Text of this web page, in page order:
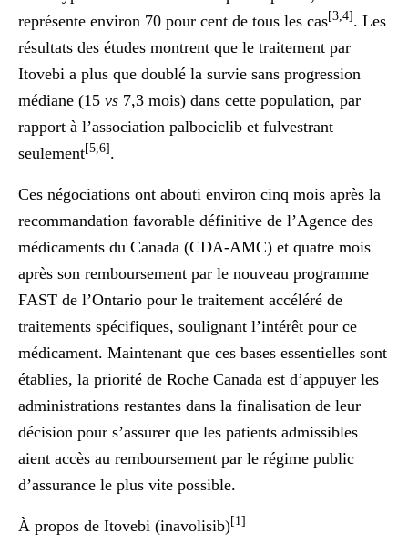
représente environ 70 pour cent de tous les cas[3,4]. Les
résultats des études montrent que le traitement par
Itovebi a plus que doublé la survie sans progression
médiane (15 vs 7,3 mois) dans cette population, par
rapport à l’association palbociclib et fulvestrant
seulement[5,6].
Ces négociations ont abouti environ cinq mois après la
recommandation favorable définitive de l’Agence des
médicaments du Canada (CDA-AMC) et quatre mois
après son remboursement par le nouveau programme
FAST de l’Ontario pour le traitement accéléré de
traitements spécifiques, soulignant l’intérêt pour ce
médicament. Maintenant que ces bases essentielles sont
établies, la priorité de Roche Canada est d’appuyer les
administrations restantes dans la finalisation de leur
décision pour s’assurer que les patients admissibles
aient accès au remboursement par le régime public
d’assurance le plus vite possible.
À propos de Itovebi (inavolisib)[1]